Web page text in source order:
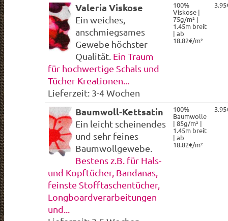
Valeria Viskose
Ein weiches,
anschmiegsames
Gewebe höchster
Qualität. Ein Traum
für hochwertige Schals und
Tücher Kreationen...
Lieferzeit: 3-4 Wochen
100%
Viskose |
75g/m² |
1.45m breit
| ab
18.82€/m²
Baumwoll-Kettsatin
Ein leicht scheinendes
und sehr feines
Baumwollgewebe.
Bestens z.B. für Hals-
und Kopftücher, Bandanas,
feinste Stofftaschentücher,
Longboardverarbeitungen
und...
100%
Baumwolle
| 85g/m² |
1.45m breit
| ab
18.82€/m²